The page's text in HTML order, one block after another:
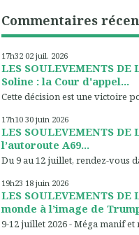
Commentaires
17h32 02 juil. 2026
LES SOULEVEMENTS DE
Soline : la Cour d'appel...
Cette décision est une victoire
17h10 30 juin 2026
LES SOULEVEMENTS DE
l’autoroute A69...
Du 9 au 12 juillet, rendez-vous
19h23 18 juin 2026
LES SOULEVEMENTS DE
monde à l’image de
9-12 juillet 2026 - Méga manif